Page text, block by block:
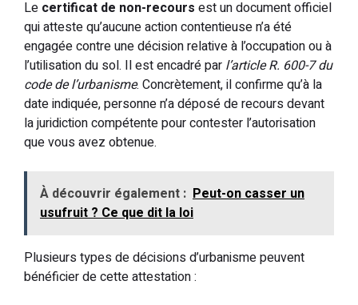
Le certificat de non-recours est un document officiel
qui atteste qu’aucune action contentieuse n’a été
engagée contre une décision relative à l’occupation ou à
l’utilisation du sol. Il est encadré par l’article R. 600-7 du
code de l’urbanisme. Concrètement, il confirme qu’à la
date indiquée, personne n’a déposé de recours devant
la juridiction compétente pour contester l’autorisation
que vous avez obtenue.
À découvrir également : Peut-on casser un
usufruit ? Ce que dit la loi
Plusieurs types de décisions d’urbanisme peuvent
bénéficier de cette attestation :